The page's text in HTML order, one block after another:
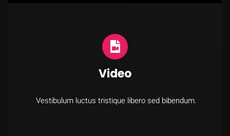
Video
Vestibulum luctus tristique libero sed bibendum.